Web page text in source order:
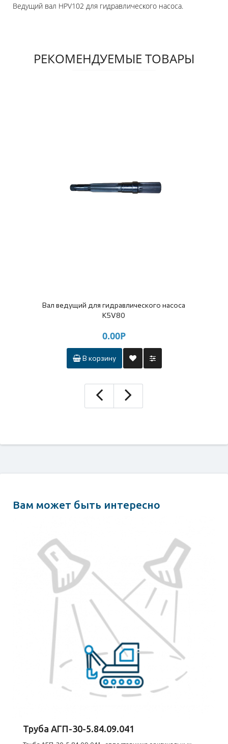
Ведущий вал HPV102 для гидравлического насоса.
РЕКОМЕНДУЕМЫЕ ТОВАРЫ
Вал ведущий для гидравлического насоса
K5V80
0.00Р
В корзину
Вам может быть интересно
Труба АГП-30-5.84.09.041